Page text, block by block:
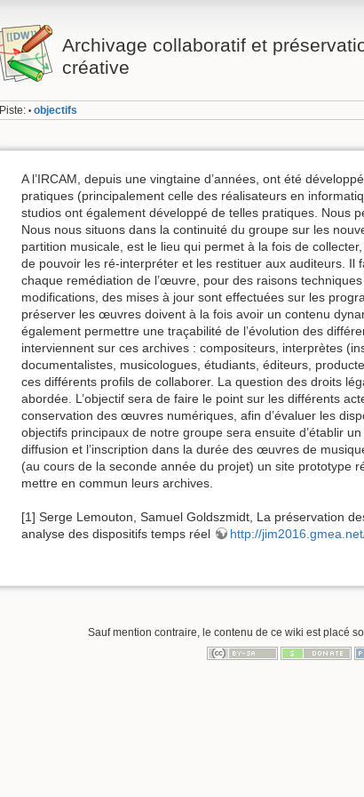
Archivage collaboratif et
créative
Piste: • objectifs
A l’IRCAM, depuis une vingtaine d’années, ont été
pratiques (principalement celle des réalisateurs en
studios ont également développé de telles pratiques. Nous
Nous nous situons dans la continuité du groupe sur les
partition musicale, est le lieu qui permet à la fois de
de pouvoir les ré-interpréter et les restituer aux auditeurs. Il
chaque remédiation de l’œuvre, pour des raisons
modifications, des mises à jour sont effectuées sur les
préserver les œuvres doivent à la fois avoir un contenu
également permettre une traçabilité de l’évolution des
interviennent sur ces archives : compositeurs, interprètes
documentalistes, musicologues, étudiants, éditeurs,
ces différents profils de collaborer. La question des droits
abordée. L’objectif sera de faire le point sur les différents
conservation des œuvres numériques, afin d’évaluer les
objectifs principaux de notre groupe sera ensuite d’établir
diffusion et l’inscription dans la durée des œuvres de
(au cours de la seconde année du projet) un site prototype
mettre en commun leurs archives.
[1] Serge Lemouton, Samuel Goldszmidt, La préservation
analyse des dispositifs temps réel
http://
Sauf mention contraire, le contenu de ce wiki est placé